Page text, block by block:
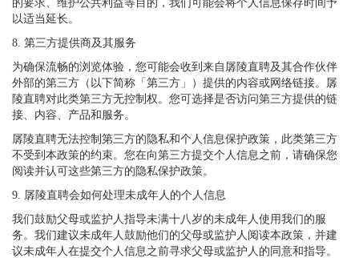
的要求、维护公共利益等目的，我们可能会将个人信息保存时间予
以适当延长。
8. 第三方提供商及其服务
为确保流畅的浏览体验，您可能会收到来自孱陵直聘及其合作伙伴
外部的第三方（以下简称「第三方」）提供的内容或网络链接。孱
陵直聘对此类第三方无控制权。您可选择是否访问第三方提供的链
接、内容、产品和服务。
孱陵直聘无法控制第三方的隐私和个人信息保护政策，此类第三方
不受到本政策的约束。您在向第三方提交个人信息之前，请确保您
阅读并认可这些第三方的隐私保护政策。
9. 孱陵直聘会如何处理未成年人的个人信息
我们鼓励父母或监护人指导未满十八岁的未成年人使用我们的服
务。我们建议未成年人鼓励他们的父母或监护人阅读本政策，并建
议未成年人在提交个人信息之前寻求父母或监护人的同意和指导。